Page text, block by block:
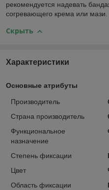
рекомендуется надевать
согревающего крема или мази.
Скрыть
Характеристики
Основные атрибуты
Производитель
Страна производитель
Функциональное
назначение
Степень фиксации
Цвет
Область фиксации